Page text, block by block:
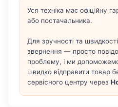
Уся техніка має офіційну
або постачальника.
Для зручності та
звернення — просто
проблему, і ми
швидко відправити товар
сервісного центру через